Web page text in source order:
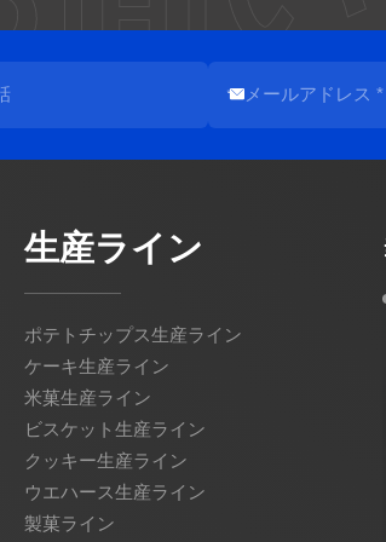
生産ライン
ポテトチップス生産ライン
ケーキ生産ライン
米菓生産ライン
ビスケット生産ライン
クッキー生産ライン
ウエハース生産ライン
製菓ライン